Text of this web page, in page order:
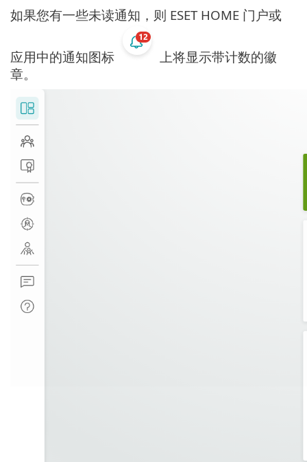
如果您有一些未读通知，则 ESET HOME 门户或
应用中的通知图标
上将显示带计数的徽
章。